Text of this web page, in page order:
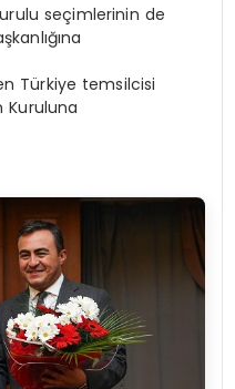
seçimlerinin de
Türkiye temsilcisi
Kuruluna